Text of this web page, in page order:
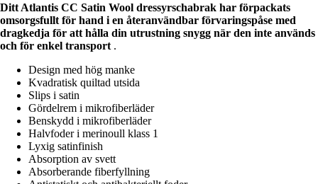
Ditt Atlantis CC Satin Wool dressyrschabrak har förpackats
omsorgsfullt för hand i en återanvändbar förvaringspåse med
dragkedja för att hålla din utrustning snygg när den inte används
och för enkel transport .
Design med hög manke
Kvadratisk quiltad utsida
Slips i satin
Gördelrem i mikrofiberläder
Benskydd i mikrofiberläder
Halvfoder i merinoull klass 1
Lyxig satinfinish
Absorption av svett
Absorberande fiberfyllning